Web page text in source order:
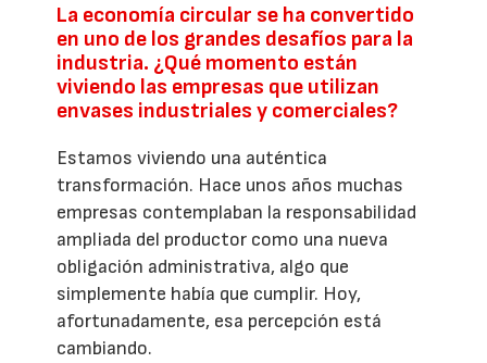
La economía circular se ha convertido
en uno de los grandes desafíos para la
industria. ¿Qué momento están
viviendo las empresas que utilizan
envases industriales y comerciales?
Estamos viviendo una auténtica
transformación. Hace unos años muchas
empresas contemplaban la responsabilidad
ampliada del productor como una nueva
obligación administrativa, algo que
simplemente había que cumplir. Hoy,
afortunadamente, esa percepción está
cambiando.